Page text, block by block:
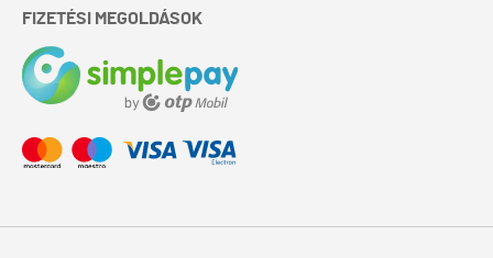
FIZETÉSI MEGOLDÁSOK